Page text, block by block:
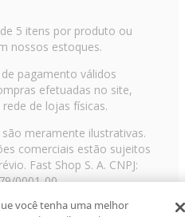
5 itens por produto ou
nossos estoques.
pagamento válidos
efetuadas no site,
de lojas físicas.
meramente ilustrativas.
comerciais estão sujeitos
Fast Shop S. A. CNPJ:
0001-00
sobreloja, Carandiru, São
você tenha uma melhor